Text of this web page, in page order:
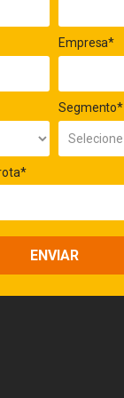
Empresa*
Segmento*
ENVIAR